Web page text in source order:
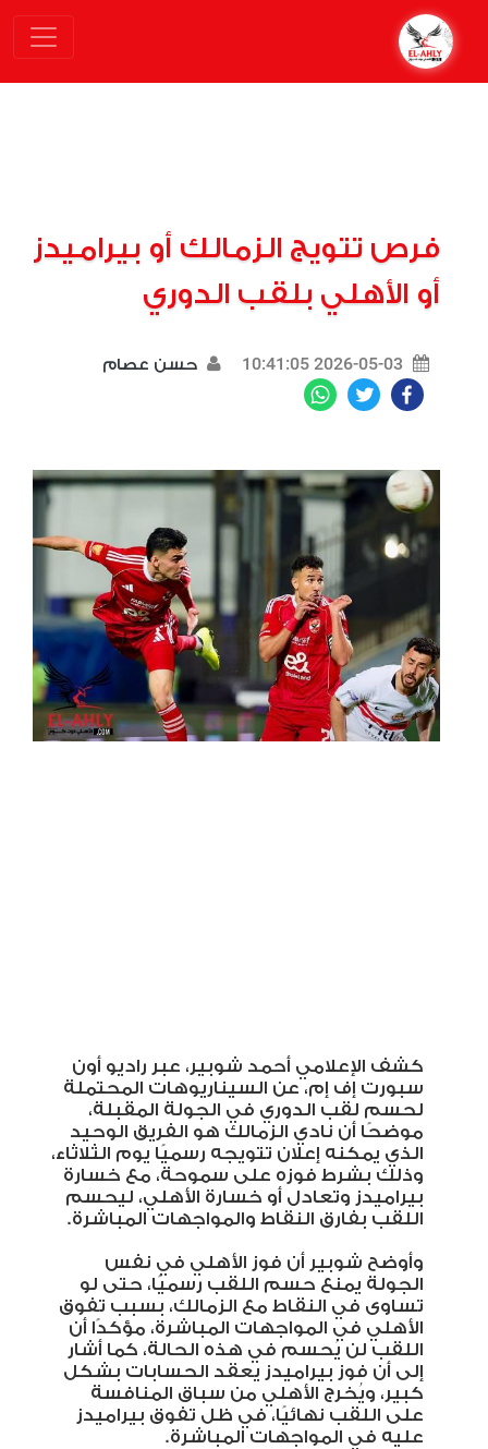
فرص تتويج الزمالك أو بيراميدز
أو الأهلي بلقب الدوري
2026-05-03 10:41:05 حسن عصام
Facebook
Twitter
كشف الإعلامي أحمد شوبير، عبر راديو أون
سبورت إف إم، عن السيناريوهات المحتملة
لحسم لقب الدوري في الجولة المقبلة،
موضحًا أن نادي الزمالك هو الفريق الوحيد
الذي يمكنه إعلان تتويجه رسميًا يوم الثلاثاء،
وذلك بشرط فوزه على سموحة، مع خسارة
بيراميدز وتعادل أو خسارة الأهلي، ليحسم
اللقب بفارق النقاط والمواجهات المباشرة.
وأوضح شوبير أن فوز الأهلي في نفس
الجولة يمنع حسم اللقب رسميًا، حتى لو
تساوى في النقاط مع الزمالك، بسبب تفوق
الأهلي في المواجهات المباشرة، مؤكدًا أن
اللقب لن يُحسم في هذه الحالة، كما أشار
إلى أن فوز بيراميدز يعقد الحسابات بشكل
كبير، ويُخرج الأهلي من سباق المنافسة
على اللقب نهائيًا، في ظل تفوق بيراميدز
عليه في المواجهات المباشرة.